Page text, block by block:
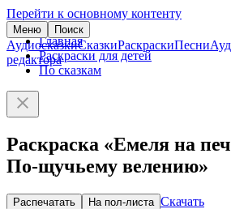
Перейти к основному контенту
Меню Поиск
АудиосказкиСказкиРаскраскиПесни
редактора
Главная
Раскраски для детей
По сказкам
Раскраска «Емеля на
По-щучьему велению»
Распечатать На пол-листа Скачать